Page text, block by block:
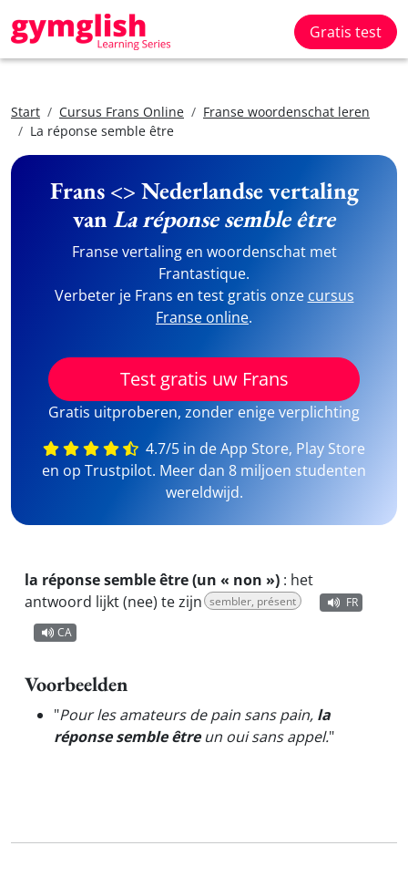
Gratis test
Start Cursus Frans Online
Franse woordenschat leren
La réponse semble être
Frans <> Nederlandse vertaling
vanLa réponse semble être
Franse vertaling en woordenschat met
Frantastique.
Verbeter je Frans en test gratis onze cursus
Franse online.
Test gratis uw Frans
Gratis uitproberen, zonder enige verplichting
4.7/5 in de App Store, Play Store
en op Trustpilot. Meer dan 8 miljoen studenten
wereldwijd.
la réponse semble être (un « non ») : het
antwoord lijkt (nee) te zijn sembler, présent
FR
CA
Voorbeelden
"Pour les amateurs de pain sans pain, la
réponse semble êtreun oui sans appel."